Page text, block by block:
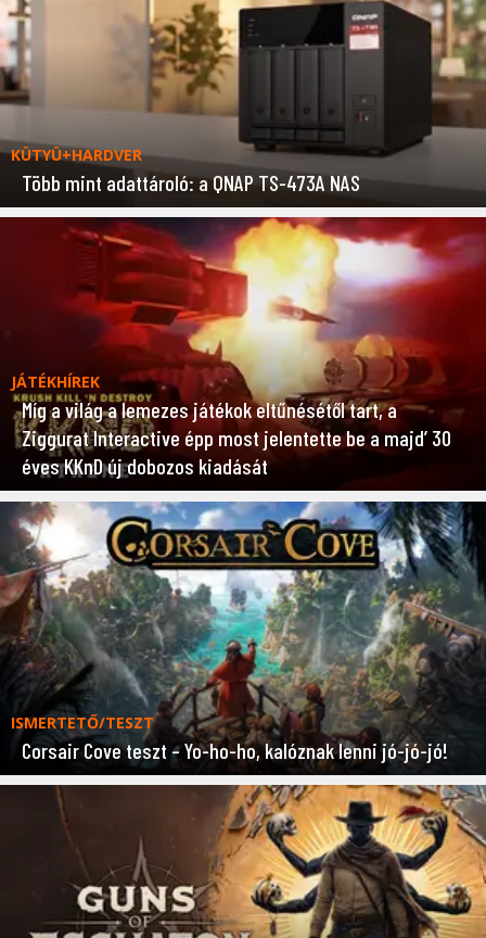
KÜTYÜ+HARDVER
Több mint adattároló: a QNAP TS-473A NAS
JÁTÉKHÍREK
Míg a világ a lemezes játékok eltűnésétől tart, a
Ziggurat Interactive épp most jelentette be a majd’ 30
éves KKnD új dobozos kiadását
ISMERTETŐ/TESZT
Corsair Cove teszt – Yo-ho-ho, kalóznak lenni jó-jó-jó!